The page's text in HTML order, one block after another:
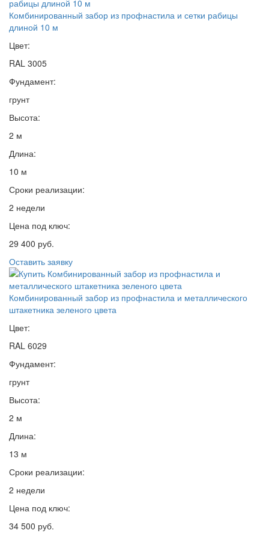
Комбинированный забор из профнастила и сетки рабицы
длиной 10 м
Цвет:
RAL 3005
Фундамент:
грунт
Высота:
2 м
Длина:
10 м
Сроки реализации:
2 недели
Цена под ключ:
29 400 руб.
Оставить заявку
Комбинированный забор из профнастила и металлического
штакетника зеленого цвета
Цвет:
RAL 6029
Фундамент:
грунт
Высота:
2 м
Длина:
13 м
Сроки реализации:
2 недели
Цена под ключ:
34 500 руб.